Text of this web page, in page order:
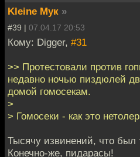
Kleine Мук »
#39 | 07.04.17 20:53
Кому: Digger, #31
>> Протестовали против
недавно ночью пиздюлей
домой гомосекам.
>
> Гомосеки - как это
Тысячу извинений, что был
Конечно-же, пидарасы!